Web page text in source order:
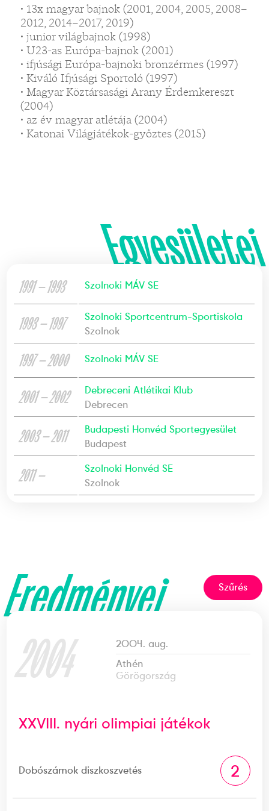
• 13x magyar bajnok (2001, 2004, 2005, 2008–
2012, 2014–2017, 2019)
• junior világbajnok (1998)
• U23-as Európa-bajnok (2001)
• ifjúsági Európa-bajnoki bronzérmes (1997)
• Kiváló Ifjúsági Sportoló (1997)
• Magyar Köztársasági Arany Érdemkereszt
(2004)
• az év magyar atlétája (2004)
• Katonai Világjátékok-győztes (2015)
Egyesületei
1991 — 1993 Szolnoki MÁV SE
1993 — 1997
Szolnoki Sportcentrum-Sportiskola
Szolnok
1997 — 2000 Szolnoki MÁV SE
2001 — 2002
Debreceni Atlétikai Klub
Debrecen
2003 — 2011
Budapesti Honvéd Sportegyesület
Budapest
2011 —
Szolnoki Honvéd SE
Szolnok
Eredményei Szűrés
2004
2004. aug.
Athén
Görögország
XXVIII. nyári olimpiai játékok
Dobószámok diszkoszvetés 2